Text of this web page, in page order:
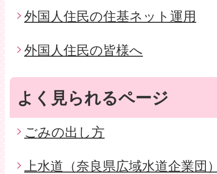
外国人住民の住基ネット運用
外国人住民の皆様へ
よく見られるページ
ごみの出し方
上水道（奈良県広域水道企業団